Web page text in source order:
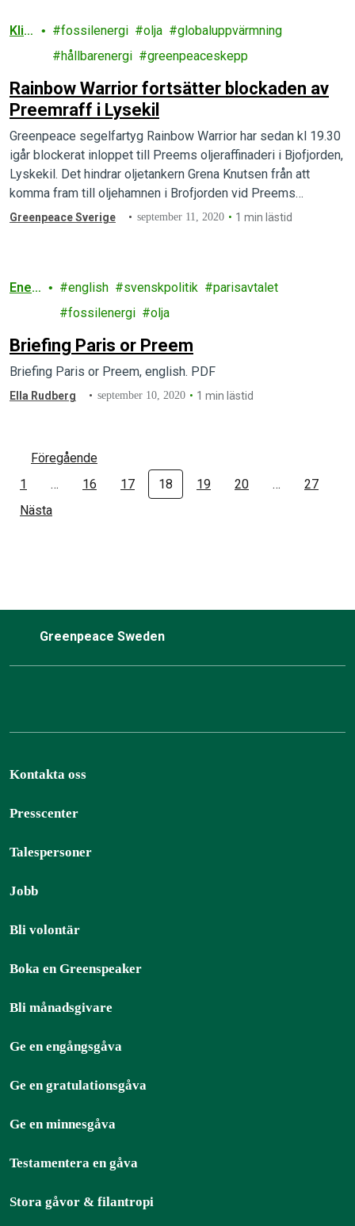
Klim
fossilenergi olja
globaluppvärmning
hållbarenergi
greenpeaceskepp
Rainbow Warrior fortsätter blockaden av
Preemraff i Lysekil
Greenpeace segelfartyg Rainbow Warrior har sedan kl 19.30
igår blockerat inloppet till Preems oljeraffinaderi i Bjofjorden,
Lyskekil. Det hindrar oljetankern Grena Knutsen från att
komma fram till oljehamnen i Brofjorden vid Preems
oljeraffinaderi i Lysekil. Grena Knutsen vände om och ligger
Greenpeace Sverige september 11, 2020 1 min lästid
Ener
english svenskpolitik
parisavtalet
fossilenergi
olja
Briefing Paris or Preem
Briefing Paris or Preem, english. PDF
Ella Rudberg september 10, 2020 1 min lästid
Föregående
1
… 16 17 18 19 20 …
27
Nästa
Greenpeace Sweden
Kontakta oss
Presscenter
Talespersoner
Jobb
Bli volontär
Boka en Greenspeaker
Bli månadsgivare
Ge en engångsgåva
Ge en gratulationsgåva
Ge en minnesgåva
Testamentera en gåva
Stora gåvor & filantropi